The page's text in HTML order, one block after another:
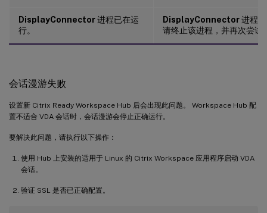
DisplayConnector进程已在运
行。
DisplayConnector进程
请终止该进程，并再次尝试
会话漫游失败
设置新 Citrix Ready Workspace Hub 后会出现此问题。 Workspace Hub 配
置不适合 VDA 会话时，会话漫游会停止正确运行。
要解决此问题，请执行以下操作：
使用 Hub 上安装的适用于 Linux 的 Citrix Workspace 应用程序启动 VDA
会话。
验证 SSL 是否已正确配置。